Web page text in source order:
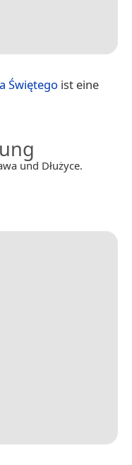
Świętego ist eine
und Dłużyce.